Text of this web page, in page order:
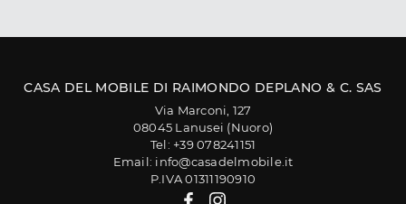
CASA DEL MOBILE DI RAIMONDO DEPLANO & C. SAS
Via Marconi, 127
08045 Lanusei (Nuoro)
Tel: +39 078241151
Email: info@casadelmobile.it
P.IVA 01311190910